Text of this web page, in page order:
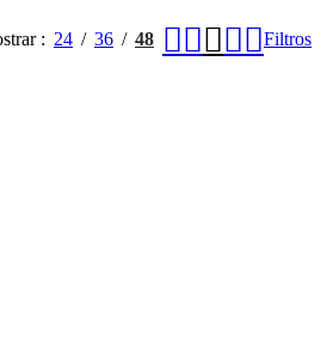
24 36 48 Filtros